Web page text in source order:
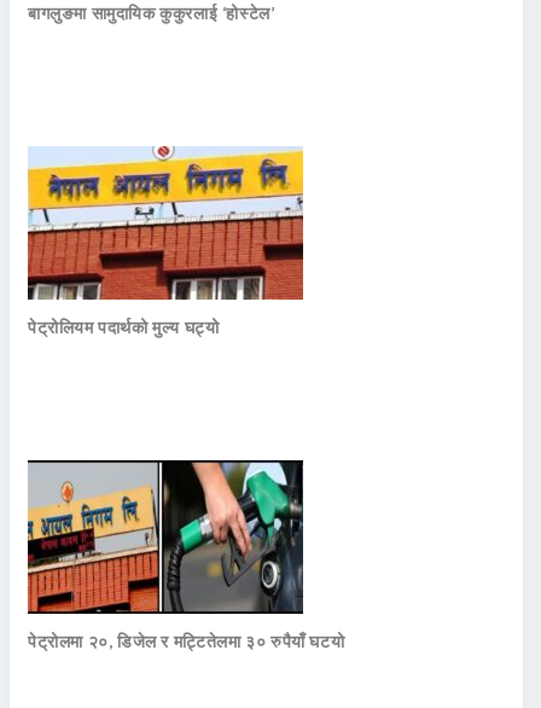
बागलुङमा सामुदायिक कुकुरलाई ‘होस्टेल’
पेट्रोलियम पदार्थको मुल्य घट्यो
पेट्रोलमा २०, डिजेल र मट्टितेलमा ३० रुपैयाँ घटयो